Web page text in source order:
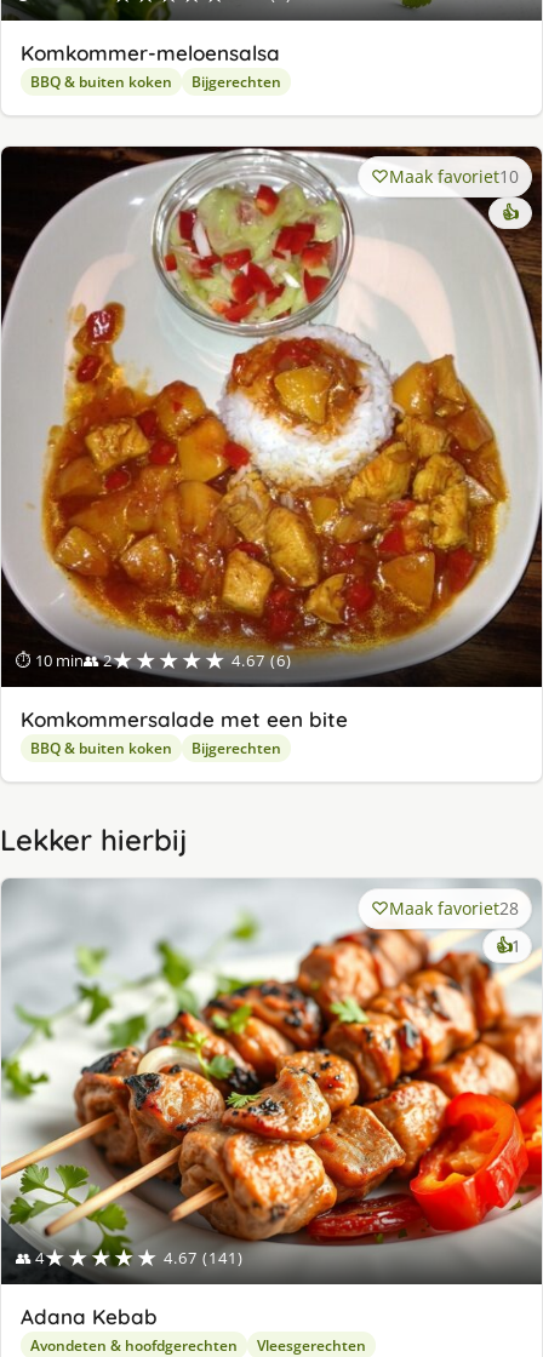
Komkommer-meloensalsa
BBQ & buiten koken Bijgerechten
⏱ 10 min👥 2★★★★★ 4.67 (6)
Maak favoriet10
👍
Komkommersalade met een bite
BBQ & buiten koken Bijgerechten
Lekker hierbij
👥 4★★★★★ 4.67 (141)
Maak favoriet28
👍1
Adana Kebab
Avondeten & hoofdgerechten Vleesgerechten